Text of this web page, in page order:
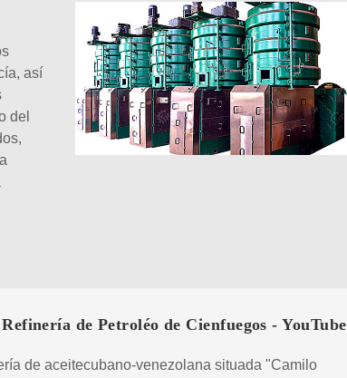
así
del
de Petroléo de Cienfuegos - YouTube
de aceitecubano-venezolana situada "Camilo